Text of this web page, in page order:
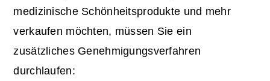
medizinische Schönheitsprodukte und mehr
verkaufen möchten, müssen Sie ein
zusätzliches Genehmigungsverfahren
durchlaufen: